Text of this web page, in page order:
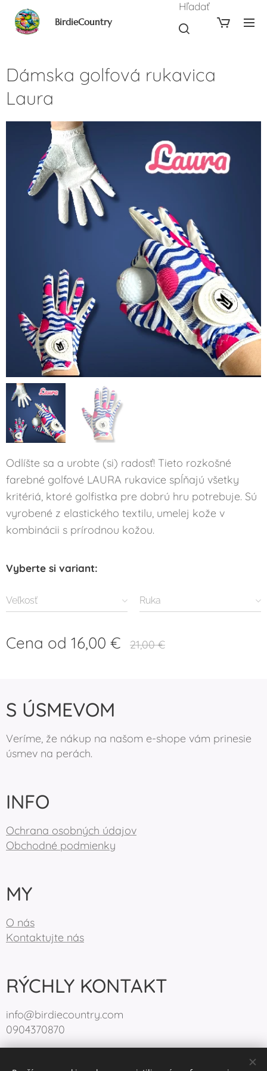
BirdieCountry
Hľadať
Dámska golfová rukavica
Laura
Odlíšte sa a urobte (si) radosť! Tieto rozkošné
farebné golfové LAURA rukavice spĺňajú všetky
kritériá, ktoré golfistka pre dobrú hru potrebuje. Sú
vyrobené z elastického textilu, umelej kože v
kombinácii s prírodnou kožou.
Vyberte si variant:
Veľkosť Ruka
Cena od 16,00 € 21,00€
S ÚSMEVOM
Veríme, že nákup na našom e-shope vám prinesie
úsmev na perách.
INFO
Ochrana osobných údajov
Obchodné podmienky
MY
O nás
Kontaktujte nás
RÝCHLY KONTAKT
info@birdiecountry.com
0904370870